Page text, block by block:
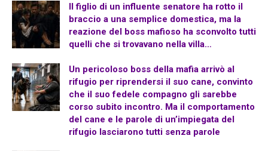
Il figlio di un influente senatore ha rotto il
braccio a una semplice domestica, ma la
reazione del boss mafioso ha sconvolto tutti
quelli che si trovavano nella villa…
Un pericoloso boss della mafia arrivò al
rifugio per riprendersi il suo cane, convinto
che il suo fedele compagno gli sarebbe
corso subito incontro. Ma il comportamento
del cane e le parole di un’impiegata del
rifugio lasciarono tutti senza parole